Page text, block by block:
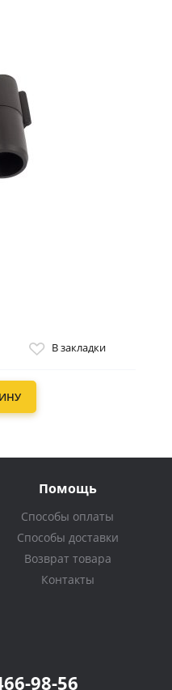
В закладки
Помощь
Способы оплаты
Способы доставки
Возврат товара
Контакты
98-56